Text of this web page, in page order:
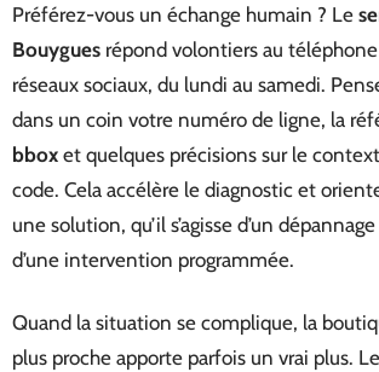
Préférez-vous un échange humain ? Le
Bouygues répond volontiers au
réseaux sociaux, du lundi au samedi.
dans un coin votre numéro de ligne, la
bbox et quelques précisions sur le
code. Cela accélère le diagnostic et
une solution, qu’il s’agisse d’un
d’une intervention programmée.
Quand la situation se complique, la
plus proche apporte parfois un vrai plus.